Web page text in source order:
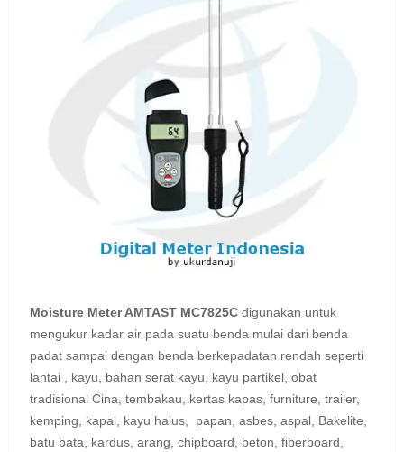
Moisture Meter AMTAST MC7825C digunakan untuk
mengukur kadar air pada suatu benda mulai dari benda
padat sampai dengan benda berkepadatan rendah seperti
lantai , kayu, bahan serat kayu, kayu partikel, obat
tradisional Cina, tembakau, kertas kapas, furniture, trailer,
kemping, kapal, kayu halus, papan, asbes, aspal, Bakelite,
batu bata, kardus, arang, chipboard, beton, fiberboard,